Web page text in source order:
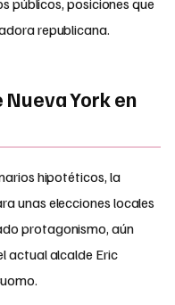
republicana.
York en
hipotéticos, la
unas elecciones locales
protagonismo, aún
actual alcalde Eric